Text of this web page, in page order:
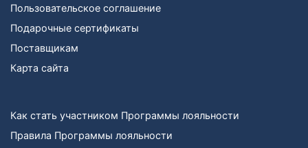
Пользовательское соглашение
Подарочные сертификаты
Поставщикам
Карта сайта
Как стать участником Программы лояльности
Правила Программы лояльности